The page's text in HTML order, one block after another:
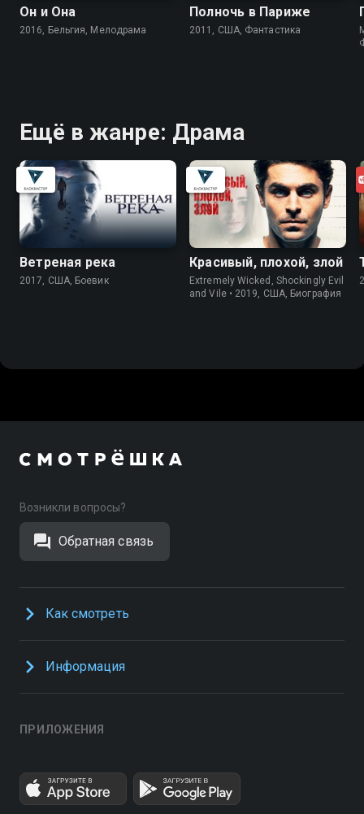
Он и Она
2016, Бельгия, Мелодрама
Полночь в Париже
2011, США, Фантастика
Ещё в жанре: Драма
Ветреная река
2017, США, Боевик
Красивый, плохой, злой
Extremely Wicked, Shockingly Evil
and Vile • 2019, США, Биография
Возникли вопросы?
Обратная связь
Как смотреть
Информация
ПРИЛОЖЕНИЯ